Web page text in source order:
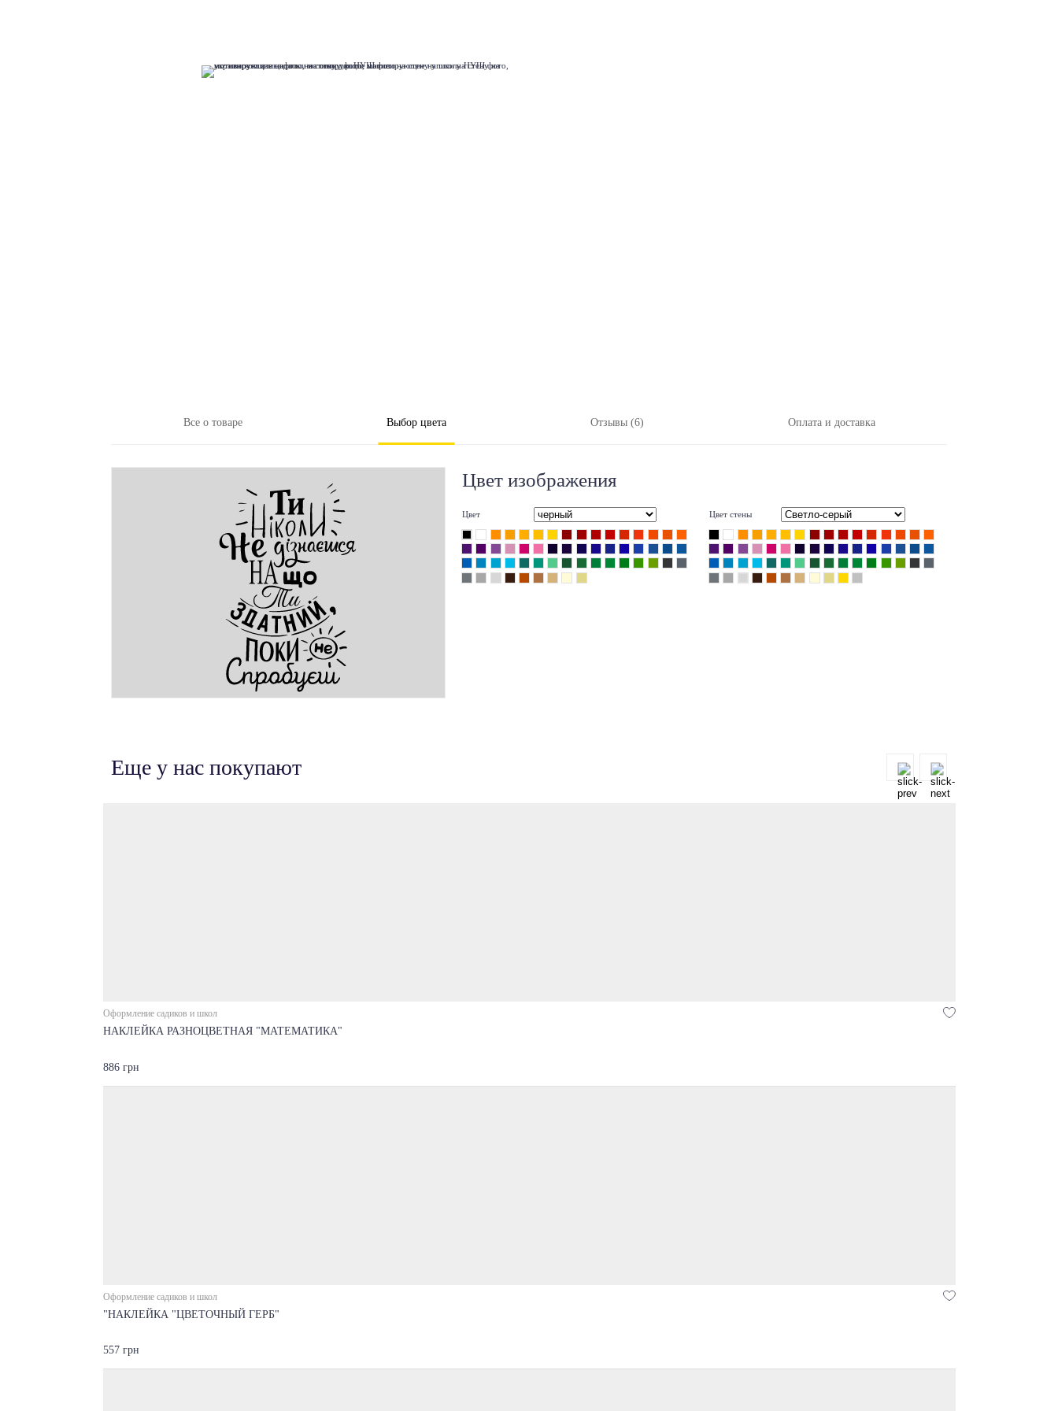
Все о товаре Выбор цвета Отзывы (6) Оплата и доставка
Цвет изображения
Цвет Цвет стены
Еще у нас покупают
Оформление садиков и школ
НАКЛЕЙКА РАЗНОЦВЕТНАЯ "МАТЕМАТИКА"
886 грн
Оформление садиков и школ
"НАКЛЕЙКА "ЦВЕТОЧНЫЙ ГЕРБ"
557 грн